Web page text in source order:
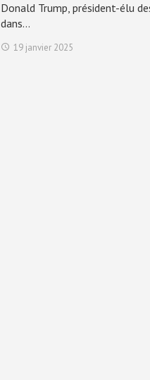
Donald Trump, président-élu
dans…
19 janvier 2025